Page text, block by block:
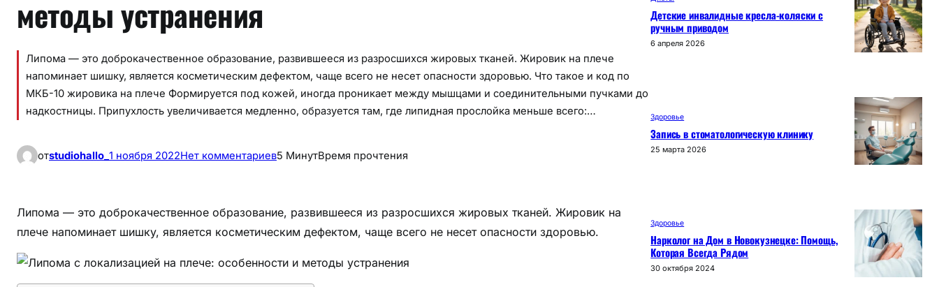
методы устранения
Липома — это доброкачественное образование, развившееся из разросшихся жировых тканей. Жировик на плече
напоминает шишку, является косметическим дефектом, чаще всего не несет опасности здоровью. Что такое и код по
МКБ-10 жировика на плече Формируется под кожей, иногда проникает между мышцами и соединительными пучками до
надкостницы. Припухлость увеличивается медленно, образуется там, где липидная прослойка меньше всего:…
отstudiohallo_ 1 ноября 2022Нет комментариевк
п
а
5 МинутВремя прочтения
Липома — это доброкачественное образование, развившееся из разросшихся жировых тканей. Жировик на
плече напоминает шишку, является косметическим дефектом, чаще всего не несет опасности здоровью.
Детские инвалидные кресла-коляски с
ручным приводом
6 апреля 2026
Здоровье
Запись в стоматологическую клинику
25 марта 2026
Здоровье
Нарколог на Дом в Новокузнецке: Помощь,
Которая Всегда Рядом
30 октября 2024